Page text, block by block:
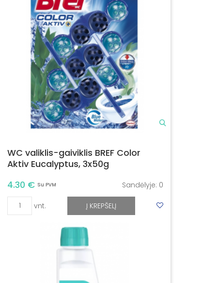
WC valiklis-gaiviklis BREF Color
Aktiv Eucalyptus, 3x50g
4.30 € Su PVM Sandėlyje: 0
vnt. Į KREPŠELĮ